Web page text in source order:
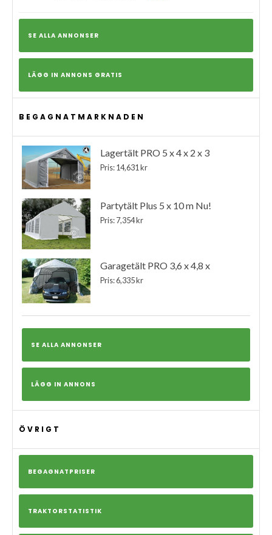
SE ALLA ANNONSER
LÄGG IN ANNONS GRATIS
BEGAGNATMARKNADEN
Lagertält PRO 5 x 4 x 2 x 3
Pris: 14,631 kr
Partytält Plus 5 x 10 m Nu!
Pris: 7,354 kr
Garagetält PRO 3,6 x 4,8 x
Pris: 6,335 kr
SE ALLA ANNONSER
LÄGG IN ANNONS
ÖVRIGT
BEGAGNATPRISER
TRAKTORSTATISTIK